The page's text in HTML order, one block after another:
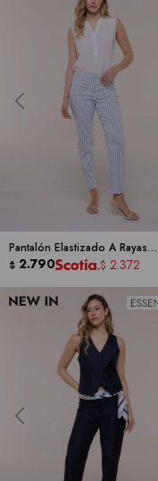
Pantalón Elastizado A Rayas
Verticales -ZAC & RACHEL
$ 2.790 $ 2.372